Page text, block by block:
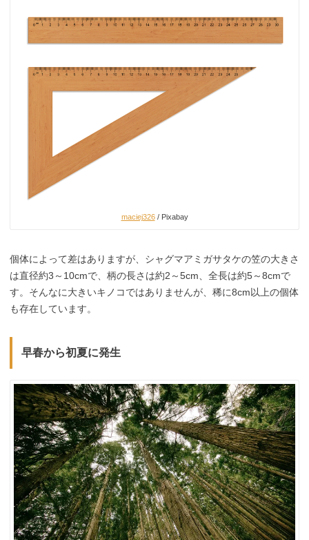
maciej326/ Pixabay
個体によって差はありますが、シャグマアミガサタケの笠の大きさ
は直径約3～10cmで、柄の長さは約2～5cm、全長は約5～8cmで
す。そんなに大きいキノコではありませんが、稀に8cm以上の個体
も存在しています。
早春から初夏に発生